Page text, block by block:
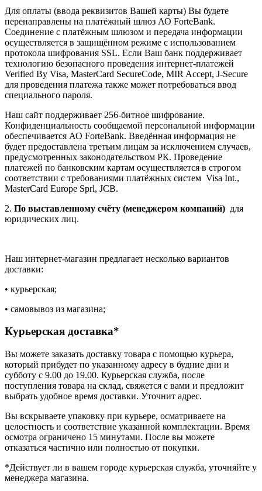
Для оплаты (ввода реквизитов Вашей карты) Вы будете
перенаправлены на платёжный шлюз АО ForteBank.
Соединение с платёжным шлюзом и передача информации
осуществляется в защищённом режиме с использованием
протокола шифрования SSL. Если Ваш банк поддерживает
технологию безопасного проведения интернет-платежей
Verified By Visa, MasterCard SecureCode, MIR Accept, J-Secure
для проведения платежа также может потребоваться ввод
специального пароля.
Наш сайт поддерживает 256-битное шифрование.
Конфиденциальность сообщаемой персональной информации
обеспечивается АО ForteBank. Введённая информация не
будет предоставлена третьим лицам за исключением случаев,
предусмотренных законодательством РК. Проведение
платежей по банковским картам осуществляется в строгом
соответствии с требованиями платёжных систем Visa Int.,
MasterCard Europe Sprl, JCB.
2. По выставленному счёту (менеджером компаний) для
юридических лиц.
Наш интернет-магазин предлагает несколько вариантов
доставки:
• курьерская;
• самовывоз из магазина;
Курьерская доставка*
Вы можете заказать доставку товара с помощью курьера,
который прибудет по указанному адресу в будние дни и
субботу с 9.00 до 19.00. Курьерская служба, после
поступления товара на склад, свяжется с вами и предложит
выбрать удобное время доставки. Уточнит адрес.
Вы вскрываете упаковку при курьере, осматриваете на
целостность и соответствие указанной комплектации. Время
осмотра ограничено 15 минутами. После вы можете
отказаться частично или полностью от покупки.
*Действует ли в вашем городе курьерская служба, уточняйте у
менеджера магазина.